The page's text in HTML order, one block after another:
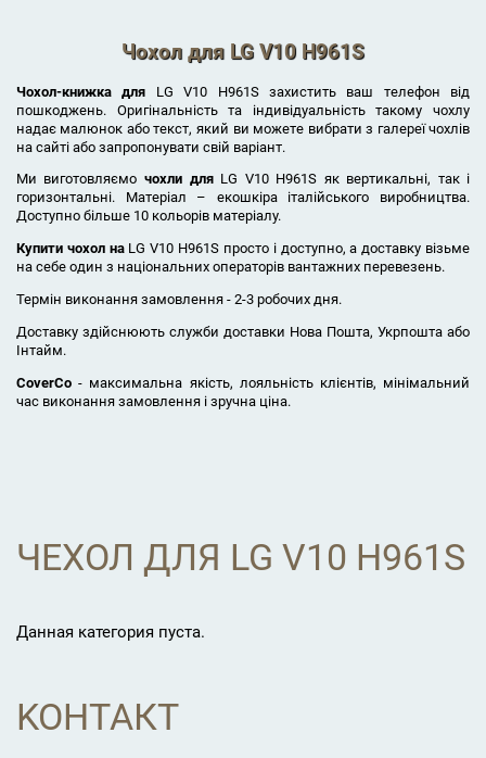
Чохол для LG V10 H961S
Чохол-книжка для LG V10 H961S захистить ваш телефон від
пошкоджень. Оригінальність та індивідуальність такому чохлу
надає малюнок або текст, який ви можете вибрати з галереї чохлів
на сайті або запропонувати свій варіант.
Ми виготовляємо чохли для LG V10 H961S як вертикальні, так і
горизонтальні. Матеріал – екошкіра італійського виробництва.
Доступно більше 10 кольорів матеріалу.
Купити чохол на LG V10 H961S просто і доступно, а доставку візьме
на себе один з національних операторів вантажних перевезень.
Термін виконання замовлення - 2-3 робочих дня.
Доставку здійснюють служби доставки Нова Пошта, Укрпошта або
Інтайм.
CoverCo- максимальна якість, лояльність клієнтів, мінімальний
час виконання замовлення і зручна ціна.
ЧЕХОЛ ДЛЯ LG V10 H961S
Данная категория пуста.
KOНТАКТ